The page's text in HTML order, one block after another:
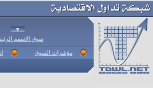
سوق الاسهم
مؤشرات السوق